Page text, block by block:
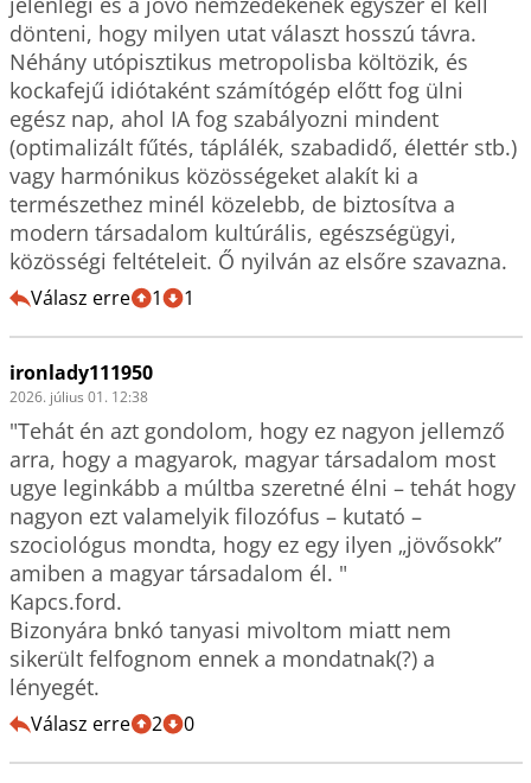
dönteni, hogy milyen utat választ hosszú távra.
Néhány utópisztikus metropolisba költözik, és
kockafejű idiótaként számítógép előtt fog ülni
egész nap, ahol IA fog szabályozni mindent
(optimalizált fűtés, táplálék, szabadidő, élettér stb.)
vagy harmónikus közösségeket alakít ki a
természethez minél közelebb, de biztosítva a
modern társadalom kultúrális, egészségügyi,
közösségi feltételeit. Ő nyilván az elsőre szavazna.
Válasz erre 1 1
ironlady111950
2026. július 01. 12:38
"Tehát én azt gondolom, hogy ez nagyon jellemző
arra, hogy a magyarok, magyar társadalom most
ugye leginkább a múltba szeretné élni – tehát hogy
nagyon ezt valamelyik filozófus – kutató –
szociológus mondta, hogy ez egy ilyen „jövősokk”
amiben a magyar társadalom él. "
Kapcs.ford.
Bizonyára bnkó tanyasi mivoltom miatt nem
sikerült felfognom ennek a mondatnak(?) a
lényegét.
Válasz erre 2 0